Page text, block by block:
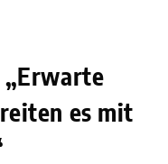
es mit